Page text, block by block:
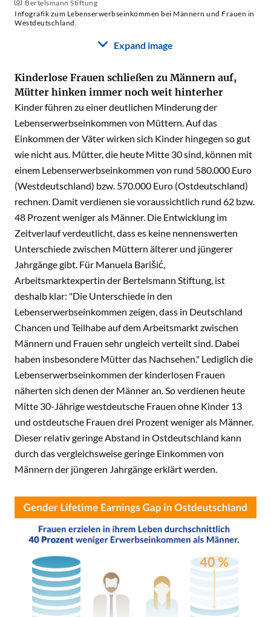
Bertelsmann Stiftung
Infografik zum Lebenserwerbseinkommen bei Männern und Frauen in
Westdeutschland.
Expand image
Kinderlose Frauen schließen zu Männern auf,
Mütter hinken immer noch weit hinterher
Kinder führen zu einer deutlichen Minderung der
Lebenserwerbseinkommen von Müttern. Auf das
Einkommen der Väter wirken sich Kinder hingegen so gut
wie nicht aus. Mütter, die heute Mitte 30 sind, können mit
einem Lebenserwerbseinkommen von rund 580.000 Euro
(Westdeutschland) bzw. 570.000 Euro (Ostdeutschland)
rechnen. Damit verdienen sie voraussichtlich rund 62 bzw.
48 Prozent weniger als Männer. Die Entwicklung im
Zeitverlauf verdeutlicht, dass es keine nennenswerten
Unterschiede zwischen Müttern älterer und jüngerer
Jahrgänge gibt. Für Manuela Barišić,
Arbeitsmarktexpertin der Bertelsmann Stiftung, ist
deshalb klar: "Die Unterschiede in den
Lebenserwerbseinkommen zeigen, dass in Deutschland
Chancen und Teilhabe auf dem Arbeitsmarkt zwischen
Männern und Frauen sehr ungleich verteilt sind. Dabei
haben insbesondere Mütter das Nachsehen." Lediglich die
Lebenserwerbseinkommen der kinderlosen Frauen
näherten sich denen der Männer an. So verdienen heute
Mitte 30-Jährige westdeutsche Frauen ohne Kinder 13
und ostdeutsche Frauen drei Prozent weniger als Männer.
Dieser relativ geringe Abstand in Ostdeutschland kann
durch das vergleichsweise geringe Einkommen von
Männern der jüngeren Jahrgänge erklärt werden.